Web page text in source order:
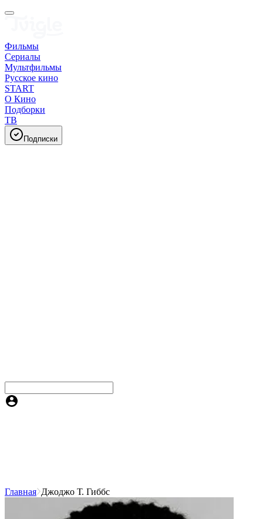
Фильмы
Сериалы
Мультфильмы
Русское кино
START
О Кино
Подборки
ТВ
Подписки
Главная Джоджо Т. Гиббс